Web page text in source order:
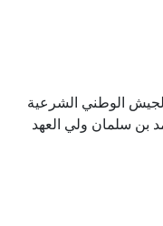
الوطني الشرعية
بن سلمان ولي العهد